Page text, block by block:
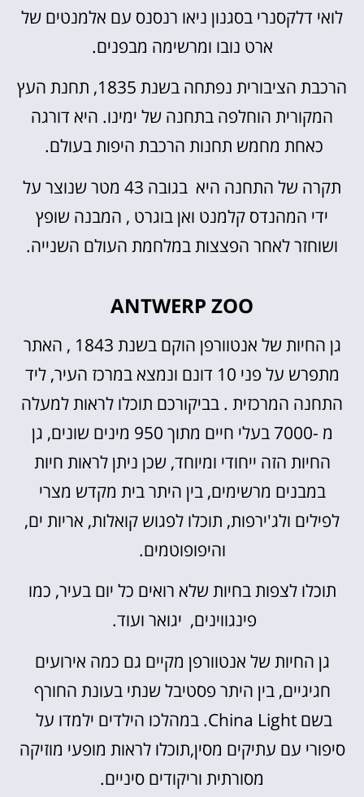
לואי דלקסנרי בסגנון ניאו רנסנס עם אלמנטים של
ארט נובו ומרשימה מבפנים.
הרכבת הציבורית נפתחה בשנת 1835, תחנת העץ
המקורית הוחלפה בתחנה של ימינו. היא דורגה
כאחת מחמש תחנות הרכבת היפות בעולם.
תקרה של התחנה היא בגובה 43 מטר שנוצר על
ידי המהנדס קלמנט ואן בוגרט , המבנה שופץ
ושוחזר לאחר הפצצות במלחמת העולם השנייה.
ANTWERP ZOO
גן החיות של אנטוורפן הוקם בשנת 1843 , האתר
מתפרש על פני 10 דונם ונמצא במרכז העיר, ליד
התחנה המרכזית . בביקורכם תוכלו לראות למעלה
מ -7000 בעלי חיים מתוך 950 מינים שונים, גן
החיות הזה ייחודי ומיוחד, שכן ניתן לראות חיות
במבנים מרשימים, בין היתר בית מקדש מצרי
לפילים ולג'ירפות, תוכלו לפגוש קואלות, אריות ים,
והיפופוטמים.
תוכלו לצפות בחיות שלא רואים כל יום בעיר, כמו
פינגווינים, יגואר ועוד.
גן החיות של אנטוורפן מקיים גם כמה אירועים
חגיגיים, בין היתר פסטיבל שנתי בעונת החורף
בשם China Light. במהלכו הילדים ילמדו על
סיפורי עם עתיקים מסין,תוכלו לראות מופעי מוזיקה
מסורתית וריקודים סיניים.